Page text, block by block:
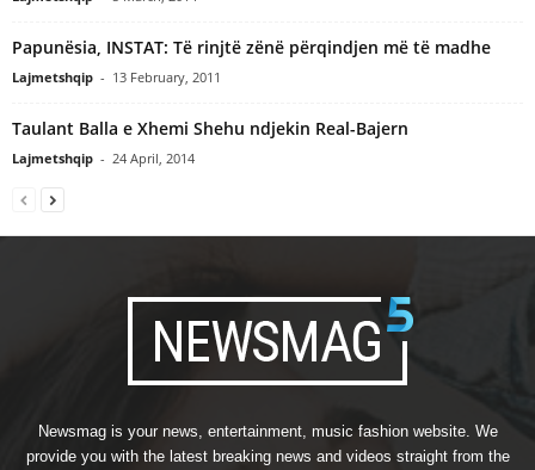
Papunësia, INSTAT: Të rinjtë zënë përqindjen më të madhe
Lajmetshqip - 13 February, 2011
Taulant Balla e Xhemi Shehu ndjekin Real-Bajern
Lajmetshqip - 24 April, 2014
Newsmag is your news, entertainment, music fashion website. We
provide you with the latest breaking news and videos straight from the